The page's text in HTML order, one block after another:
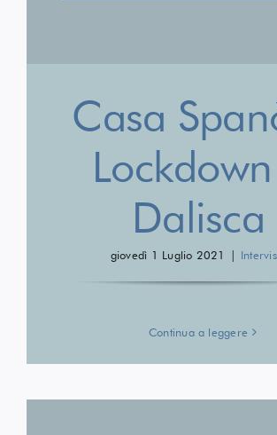
Casa
Dalisca
giovedì 1 Luglio 2021 |
Continua a leggere